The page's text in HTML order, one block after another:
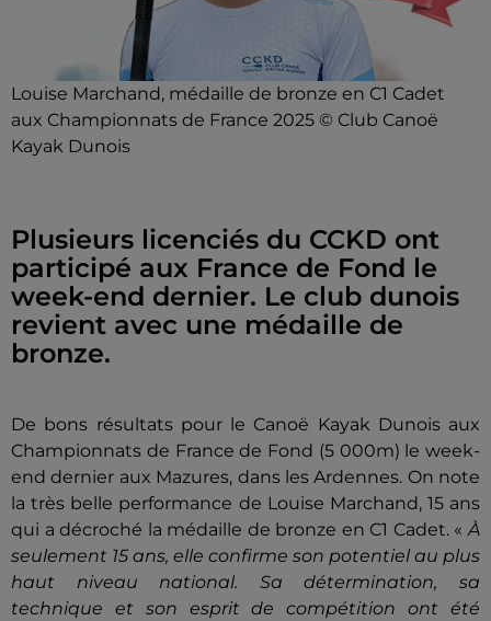
Louise Marchand, médaille de bronze en C1 Cadet
aux Championnats de France 2025 © Club Canoë
Kayak Dunois
Plusieurs licenciés du CCKD ont
participé aux France de Fond le
week-end dernier. Le club dunois
revient avec une médaille de
bronze.
De bons résultats pour le Canoë Kayak Dunois aux
Championnats de France de Fond (5 000m) le week-
end dernier aux Mazures, dans les Ardennes. On note
la très belle performance de Louise Marchand, 15 ans
qui a décroché la médaille de bronze en C1 Cadet. « À
seulement 15 ans, elle confirme son potentiel au plus
haut niveau national. Sa détermination, sa
technique et son esprit de compétition ont été